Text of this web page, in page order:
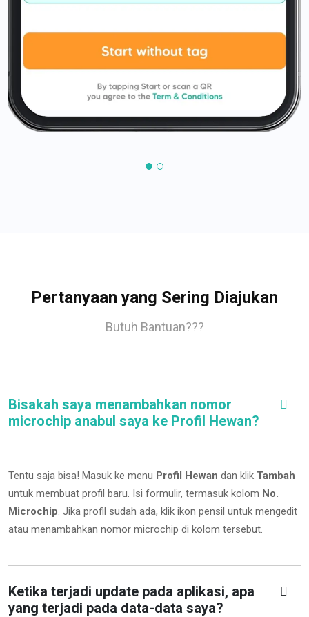
Pertanyaan yang Sering Diajukan
Butuh Bantuan???
Bisakah saya menambahkan nomor
microchip anabul saya ke Profil Hewan?
Tentu saja bisa! Masuk ke menu Profil Hewan dan klik Tambah
untuk membuat profil baru. Isi formulir, termasuk kolom No.
Microchip. Jika profil sudah ada, klik ikon pensil untuk mengedit
atau menambahkan nomor microchip di kolom tersebut.
Ketika terjadi update pada aplikasi, apa
yang terjadi pada data-data saya?